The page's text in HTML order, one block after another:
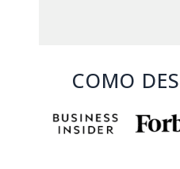
COMO